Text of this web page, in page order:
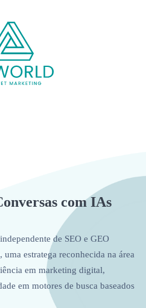
com IAs
de SEO e GEO
estratega reconhecida na área
em marketing digital,
em motores de busca baseados